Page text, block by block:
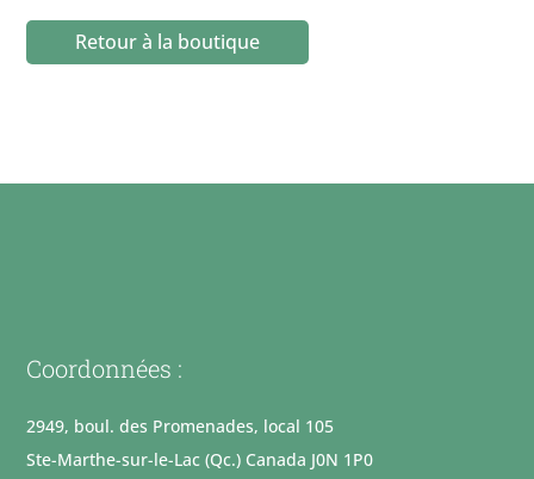
Retour à la boutique
Coordonnées :
2949, boul. des Promenades, local 105
Ste-Marthe-sur-le-Lac (Qc.) Canada J0N 1P0